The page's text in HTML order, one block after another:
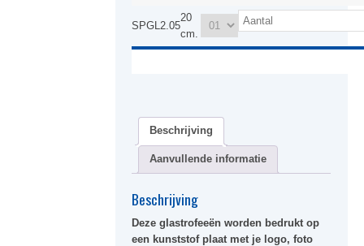
SPGL2.05
20
cm.
Beschrijving
Aanvullende informatie
Beschrijving
Deze glastrofeeën worden bedrukt op
een kunststof plaat met je logo, foto